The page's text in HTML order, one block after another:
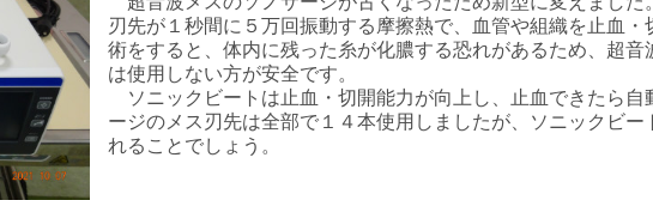
刃先が１秒間に５万回振動する摩擦熱で、血管や組織を止血
術をすると、体内に残った糸が化膿する恐れがあるため、超
は使用しない方が安全です。
ソニックビートは止血・切開能力が向上し、止血できたら自
ージのメス刃先は全部で１４本使用しましたが、ソニックビー
れることでしょう。